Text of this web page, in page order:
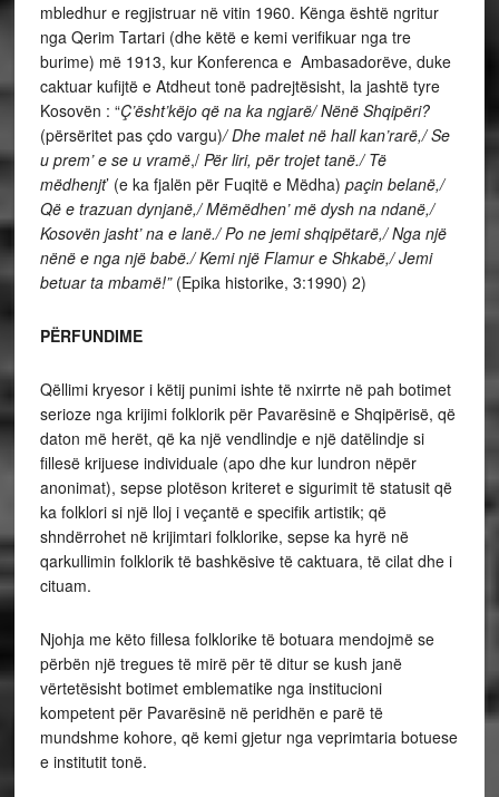
mbledhur e regjistruar në vitin 1960. Kënga është ngritur
nga Qerim Tartari (dhe këtë e kemi verifikuar nga tre
burime) më 1913, kur Konferenca e Ambasadorëve, duke
caktuar kufijtë e Atdheut tonë padrejtësisht, la jashtë tyre
Kosovën : “Ç’ësht’këjo që na ka ngjarë/ Nënë Shqipëri?
(përsëritet pas çdo vargu)/ Dhe malet në hall kan’rarë,/ Se
u prem’ e se u vramë,/ Për liri, për trojet tanë./Të
mëdhenjt’ (e ka fjalën për Fuqitë e Mëdha) paçin belanë,/
Që e trazuan dynjanë,/ Mëmëdhen’ më dysh na ndanë,/
Kosovën jasht’ na e lanë./Po ne jemi shqipëtarë,/ Nga një
nënë e nga një babë./ Kemi një Flamur e Shkabë,/ Jemi
betuar ta mbamë!”(Epika historike, 3:1990) 2)
PËRFUNDIME
Qëllimi kryesor i këtij punimi ishte të nxirrte në pah botimet
serioze nga krijimi folklorik për Pavarësinë e Shqipërisë, që
daton më herët, që ka një vendlindje e një datëlindje si
fillesë krijuese individuale (apo dhe kur lundron nëpër
anonimat), sepse plotëson kriteret e sigurimit të statusit që
ka folklori si një lloj i veçantë e specifik artistik; që
shndërrohet në krijimtari folklorike, sepse ka hyrë në
qarkullimin folklorik të bashkësive të caktuara, të cilat dhe i
cituam.
Njohja me këto fillesa folklorike të botuara mendojmë se
përbën një tregues të mirë për të ditur se kush janë
vërtetësisht botimet emblematike nga institucioni
kompetent për Pavarësinë në peridhën e parë të
mundshme kohore, që kemi gjetur nga veprimtaria botuese
e institutit tonë.